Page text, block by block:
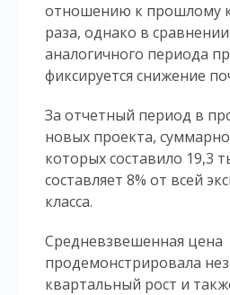
отношению к прошлому
раза, однако в
аналогичного периода
фиксируется снижение
За отчетный период в
новых проекта,
которых составило 19,3
составляет 8% от всей
класса.
Средневзвешенная цена
продемонстрировала
квартальный рост и